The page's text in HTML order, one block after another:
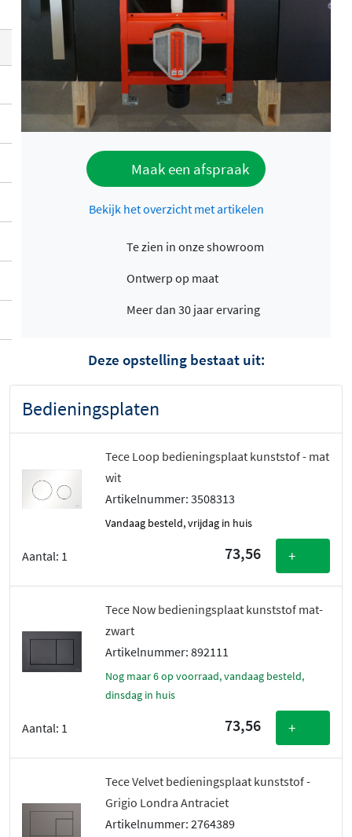
Maak een afspraak
Bekijk het overzicht met artikelen
Te zien in onze showroom
Ontwerp op maat
Meer dan 30 jaar ervaring
Deze opstelling bestaat uit:
Bedieningsplaten
Tece Loop bedieningsplaat kunststof - mat
wit
Artikelnummer: 3508313
vandaag besteld, vrijdag in huis
Aantal: 1 73,56 +
Tece Now bedieningsplaat kunststof mat-
zwart
Artikelnummer: 892111
Nog maar 6 op voorraad, vandaag besteld,
dinsdag in huis
Aantal: 1 73,56 +
Tece Velvet bedieningsplaat kunststof -
Grigio Londra Antraciet
Artikelnummer: 2764389